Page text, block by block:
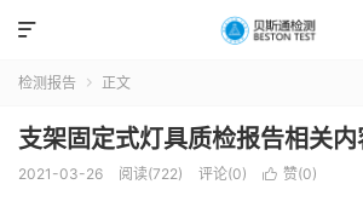

检测报告  正文
支架固定式灯具质检报告相关内
2021-03-26 阅读(722) 评论(0)  赞(0)